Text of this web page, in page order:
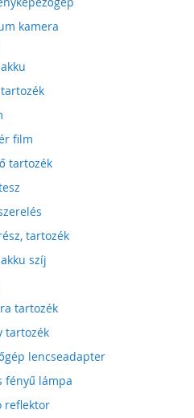
kamera
film
tartozék
tartozék
szíj
tartozék
tartozék
lencseadapter
fényű lámpa
reflektor